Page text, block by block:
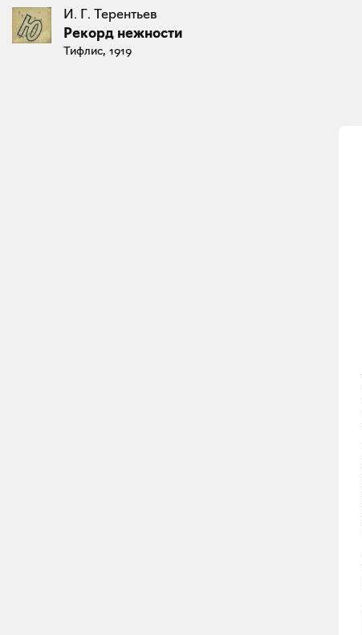
И. Г. Терентьев
Рекорд нежности
Тифлис, 1919